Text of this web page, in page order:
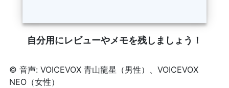
自分用にレビューやメモを残しましょう！
© 音声: VOICEVOX 青山龍星（男性）、VOICEVOX
NEO（女性）